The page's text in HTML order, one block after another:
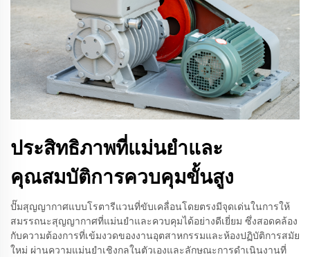
ประสิทธิภาพที่แม่นยำและ
คุณสมบัติการควบคุมขั้นสูง
ปั๊มสุญญากาศแบบโรตารีแวนที่ขับเคลื่อนโดยตรงมีจุดเด่นในการให้
สมรรถนะสุญญากาศที่แม่นยำและควบคุมได้อย่างดีเยี่ยม ซึ่งสอดคล้อง
กับความต้องการที่เข้มงวดของงานอุตสาหกรรมและห้องปฏิบัติการสมัย
ใหม่ ผ่านความแม่นยำเชิงกลในตัวเองและลักษณะการดำเนินงานที่